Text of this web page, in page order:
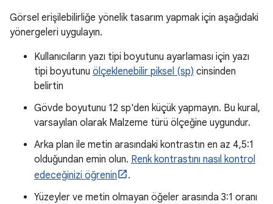
Görsel erişilebilirliğe yönelik tasarım yapmak için aşağıdaki
yönergeleri uygulayın.
Kullanıcıların yazı tipi boyutunu ayarlaması için yazı
tipi boyutunu ölçeklenebilir piksel (sp) cinsinden
belirtin
Gövde boyutunu 12 sp'den küçük yapmayın. Bu kural,
varsayılan olarak Malzeme türü ölçeğine uygundur.
Arka plan ile metin arasındaki kontrastın en az 4,5:1
olduğundan emin olun. Renk kontrastını nasıl kontrol
edeceğinizi öğrenin
.
Yüzeyler ve metin olmayan öğeler arasında 3:1 oranı